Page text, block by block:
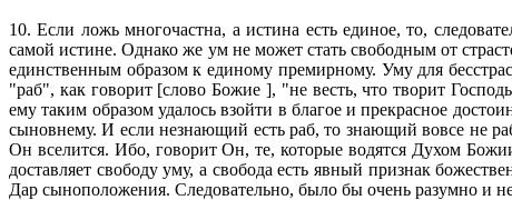
10. Если ложь многочастна, а истина есть единое, то,
самой истине. Однако же ум не может стать свободным от
единственным образом к единому премирному. Уму для
"раб", как говорит [слово Божие ], "не весть, что творит
ему таким образом удалось взойти в благое и прекрасное
сыновнему. И если незнающий есть раб, то знающий вовсе не
Он вселится. Ибо, говорит Он, те, которые водятся Духом
доставляет свободу уму, а свобода есть явный признак
Дар сыноположения. Следовательно, было бы очень разумно и